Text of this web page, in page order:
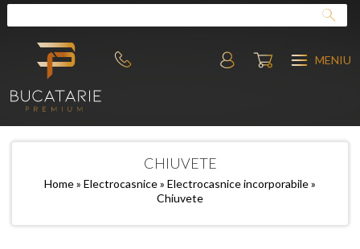
MENIU
CHIUVETE
Home» Electrocasnice» Electrocasnice incorporabile»
Chiuvete